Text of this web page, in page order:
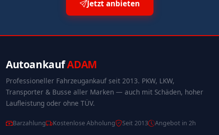
Jetzt anbieten
AutoankaufADAM
Professioneller Fahrzeugankauf seit 2013. PKW, LKW,
Transporter & Busse aller Marken — auch mit Schäden, hoher
Laufleistung oder ohne TÜV.
Barzahlung Kostenlose Abholung Seit 2013 Angebot in 2h